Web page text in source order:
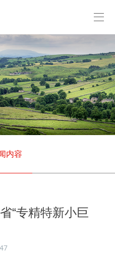
内容
“专精特新小巨